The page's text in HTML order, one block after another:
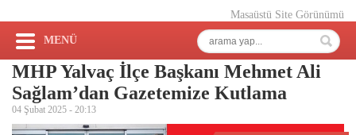
Masaüstü Site Görünümü
MENÜ
MHP Yalvaç İlçe Başkanı Mehmet Ali
Sağlam’dan Gazetemize Kutlama
04 Şubat 2025 - 20:13